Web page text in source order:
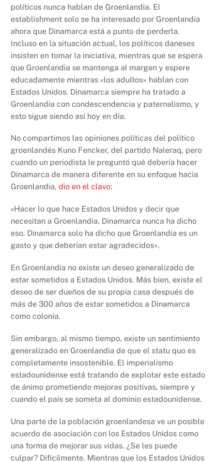
políticos nunca hablan de Groenlandia. El
establishment solo se ha interesado por Groenlandia
ahora que Dinamarca está a punto de perderla.
Incluso en la situación actual, los políticos daneses
insisten en tomar la iniciativa, mientras que se espera
que Groenlandia se mantenga al margen y espere
educadamente mientras «los adultos» hablan con
Estados Unidos. Dinamarca siempre ha tratado a
Groenlandia con condescendencia y paternalismo, y
esto sigue siendo así hoy en día.
No compartimos las opiniones políticas del político
groenlandés Kuno Fencker, del partido Naleraq, pero
cuando un periodista le preguntó qué debería hacer
Dinamarca de manera diferente en su enfoque hacia
Groenlandia, dio en el clavo:
«Hacer lo que hace Estados Unidos y decir que
necesitan a Groenlandia. Dinamarca nunca ha dicho
eso. Dinamarca solo ha dicho que Groenlandia es un
gasto y que deberían estar agradecidos».
En Groenlandia no existe un deseo generalizado de
estar sometidos a Estados Unidos. Más bien, existe el
deseo de ser dueños de su propia casa después de
más de 300 años de estar sometidos a Dinamarca
como colonia.
Sin embargo, al mismo tiempo, existe un sentimiento
generalizado en Groenlandia de que el statu quo es
completamente insostenible. El imperialismo
estadounidense está tratando de explotar este estado
de ánimo prometiendo mejoras positivas, siempre y
cuando el país se someta al dominio estadounidense.
Una parte de la población groenlandesa ve un posible
acuerdo de asociación con los Estados Unidos como
una forma de mejorar sus vidas. ¿Se les puede
culpar? Difícilmente. Mientras que los Estados Unidos